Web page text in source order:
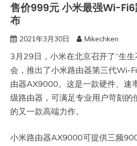
售价999元 小米最强Wi-
布
2021年3月30日 Mikechken
3月29日，小米在北京召开了“生
会，推出了小米路由器第三代
由器AX9000。这是一款硬件、速
级路由器，可满足专业用户苛刻的
的又一款高端力作。
小米路由器AX9000可提供三频